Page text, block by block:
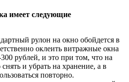
имеет следующие
рулон на окно обойдется в
оклеить витражные окна
рублей, и это при том, что на
и убрать на хранение, а в
повторно.